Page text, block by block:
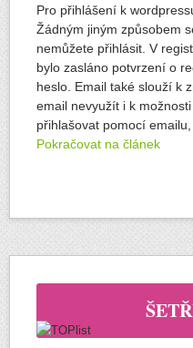
Pro přihlášení k
Žádným jiným způsobem
nemůžete přihlásit. V
bylo zasláno potvrzení o
heslo. Email také slouží k
email nevyužít i k
přihlašovat pomocí
Pokračovat na článek